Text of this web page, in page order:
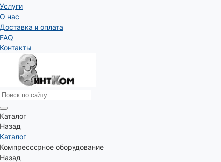
Услуги
О нас
Доставка и оплата
FAQ
Контакты
Каталог
Назад
Каталог
Компрессорное оборудование
Назад